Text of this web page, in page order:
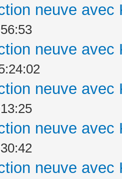
neuve avec
neuve avec
neuve avec
neuve avec
neuve avec